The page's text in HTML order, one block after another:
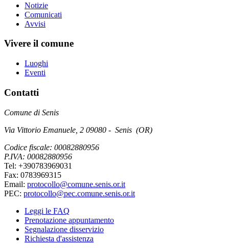
Notizie
Comunicati
Avvisi
Vivere il comune
Luoghi
Eventi
Contatti
Comune di Senis
Via Vittorio Emanuele, 2 09080 - Senis (OR)
Codice fiscale: 00082880956
P.IVA: 00082880956
Tel: +390783969031
Fax: 0783969315
Email: protocollo@comune.senis.or.it
PEC: protocollo@pec.comune.senis.or.it
Leggi le FAQ
Prenotazione appuntamento
Segnalazione disservizio
Richiesta d'assistenza